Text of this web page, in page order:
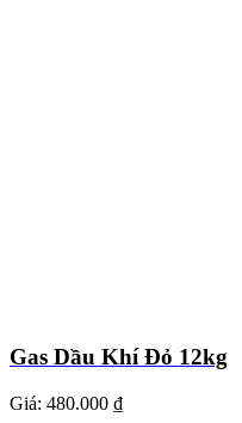
Gas Dầu Khí Đỏ 12kg
Giá: 480.000 ₫